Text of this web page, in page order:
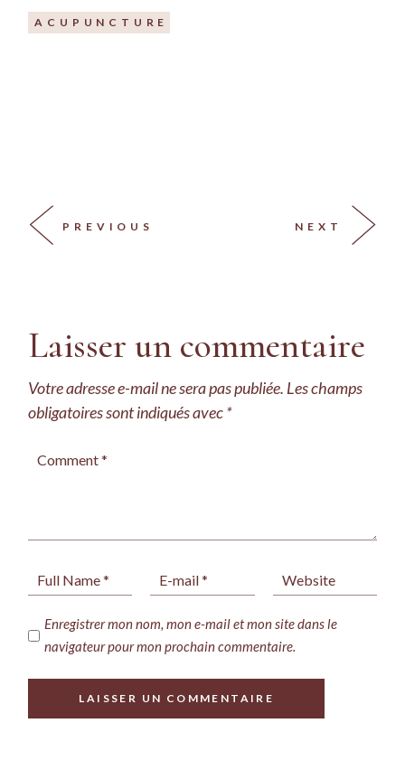
ACUPUNCTURE
PREVIOUS NEXT
Laisser un commentaire
Votre adresse e-mail ne sera pas publiée. Les champs
obligatoires sont indiqués avec*
Enregistrer mon nom, mon e-mail et mon site dans le
navigateur pour mon prochain commentaire.
LAISSER UN COMMENTAIRE